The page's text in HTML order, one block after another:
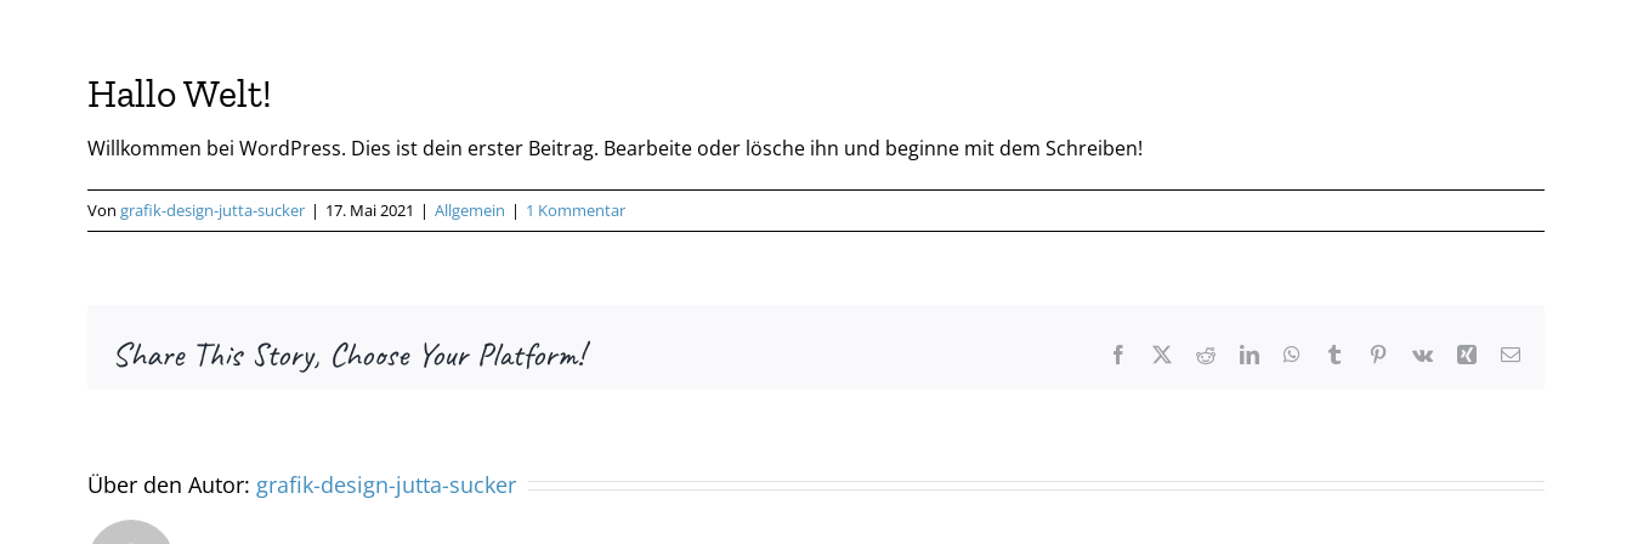
Hallo Welt!
Willkommen bei WordPress. Dies ist dein erster Beitrag. Bearbeite oder lösche ihn und beginne mit dem Schreiben!
Von grafik-design-jutta-sucker | 17. Mai 2021 | Allgemein | 1 Kommentar
Share This Story, Choose Your Platform! Facebook RedditLinkedInWhatsApp
Tumblr Pinterest
Vk Xing E-
Über den Autor: grafik-design-jutta-sucker